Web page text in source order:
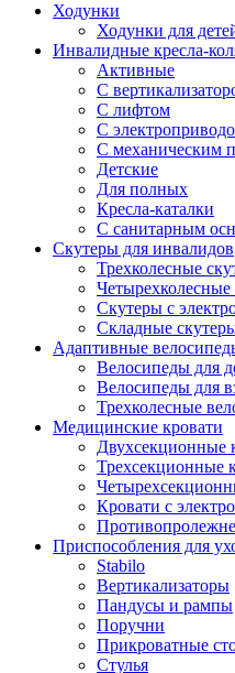
Ходунки
Ходунки для
Инвалидные кресла-
Активные
С
С лифтом
С
С механическим
Детские
Для полных
Кресла-каталки
С санитарным
Скутеры для инвалидов
Трехколесные
Четырехколесные
Скутеры с
Складные
Адаптивные
Велосипеды для
Велосипеды для
Трехколесные
Медицинские кровати
Двухсекционные
Трехсекционные
Кровати с
Приспособления для
Stabilo
Вертикализаторы
Пандусы и рампы
Поручни
Прикроватные
Стулья